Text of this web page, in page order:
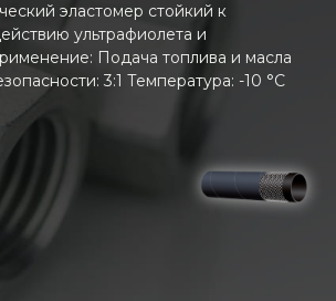
эластомер стойкий к
ультрафиолета и
Подача топлива и масла
3:1 Температура: -10 °C